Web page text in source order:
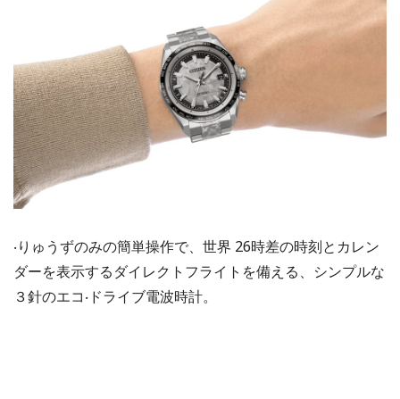
‧りゅうずのみの簡単操作で、世界 26時差の時刻とカレン
ダーを表示するダイレクトフライトを備える、シンプルな
３針のエコ‧ドライブ電波時計。